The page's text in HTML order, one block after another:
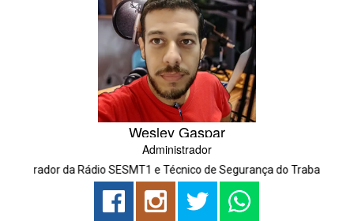
Wesley Gaspar
Administrador
da Rádio SESMT1 e Técnico de Segurança do Trabalho.